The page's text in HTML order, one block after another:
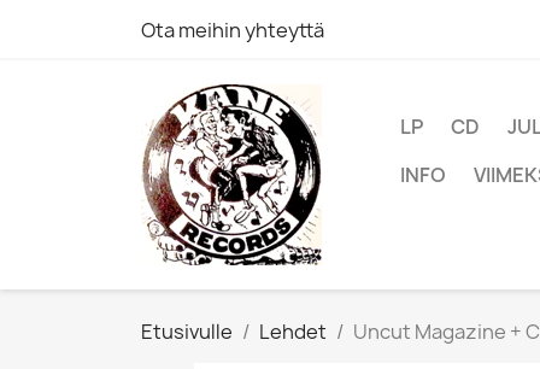
Ota meihin yhteyttä
LP CD
INFO
Etusivulle Lehdet Uncut Magazine +